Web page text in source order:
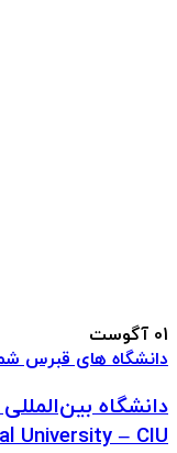
01 آگوست
دانشگاه های قبرس
University – CIU)